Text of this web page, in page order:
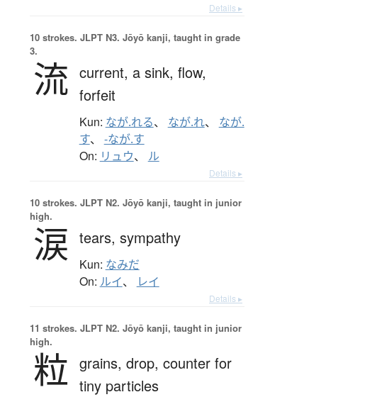
Details ▸
10 strokes. JLPT N3. Jōyō kanji, taught in grade
3.
流 current, a sink, flow,
forfeit
Kun: なが.れる、 なが.れ、 なが.
す、 -なが.す
On: リュウ、 ル
Details ▸
10 strokes. JLPT N2. Jōyō kanji, taught in junior
high.
涙 tears, sympathy
Kun: なみだ
On: ルイ、 レイ
Details ▸
11 strokes. JLPT N2. Jōyō kanji, taught in junior
high.
粒 grains, drop, counter for
tiny particles